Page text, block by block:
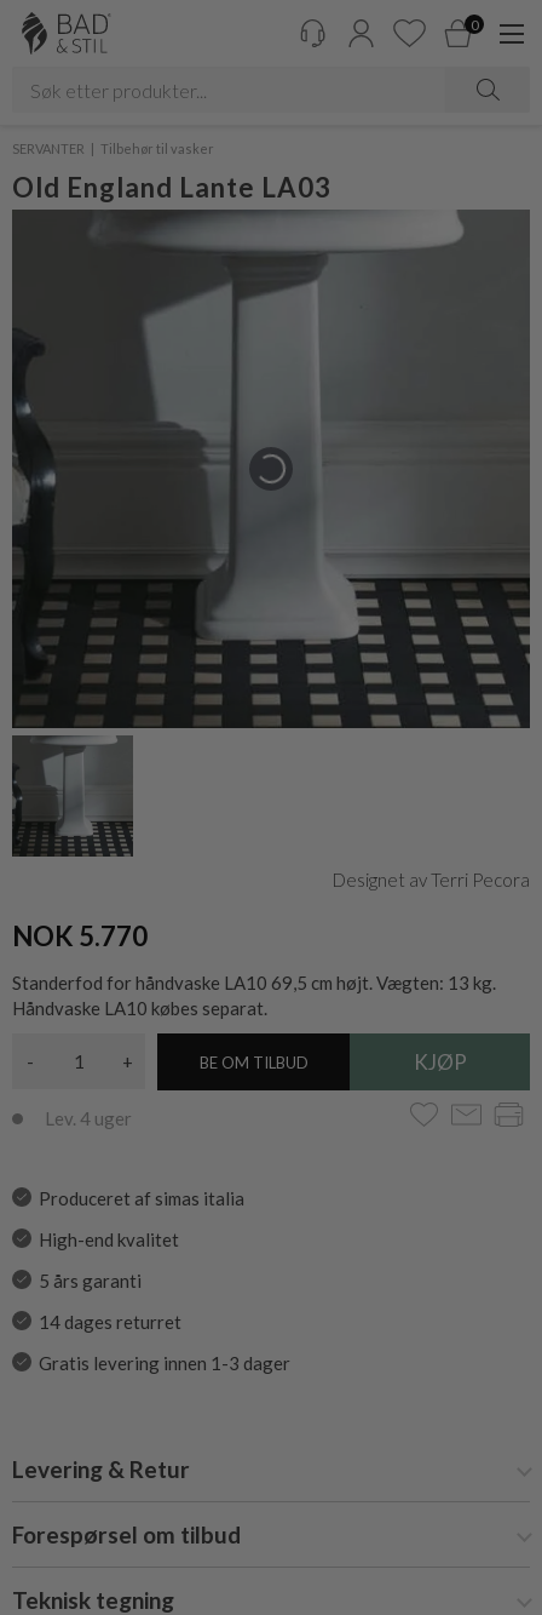
0
SERVANTER Tilbehør til vasker
Old England Lante LA03
Designet av Terri Pecora
NOK 5.770
Standerfod for håndvaske LA10 69,5 cm højt. Vægten: 13 kg.
Håndvaske LA10 købes separat.
- + BE OM TILBUD
Lev. 4 uger
Produceret af simas italia
High-end kvalitet
5 års garanti
14 dages returret
Gratis levering innen 1-3 dager
Levering & Retur
Forespørsel om tilbud
Teknisk tegning